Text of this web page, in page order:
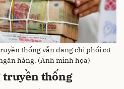
thống vẫn đang chi phối cơ
hàng. (Ảnh minh họa)
thống